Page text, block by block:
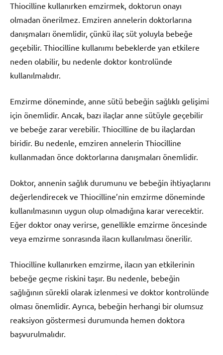
Thiocilline kullanırken emzirmek, doktorun onayı
olmadan önerilmez. Emziren annelerin doktorlarına
danışmaları önemlidir, çünkü ilaç süt yoluyla bebeğe
geçebilir. Thiocilline kullanımı bebeklerde yan etkilere
neden olabilir, bu nedenle doktor kontrolünde
kullanılmalıdır.
Emzirme döneminde, anne sütü bebeğin sağlıklı gelişimi
için önemlidir. Ancak, bazı ilaçlar anne sütüyle geçebilir
ve bebeğe zarar verebilir. Thiocilline de bu ilaçlardan
biridir. Bu nedenle, emziren annelerin Thiocilline
kullanmadan önce doktorlarına danışmaları önemlidir.
Doktor, annenin sağlık durumunu ve bebeğin ihtiyaçlarını
değerlendirecek ve Thiocilline’nin emzirme döneminde
kullanılmasının uygun olup olmadığına karar verecektir.
Eğer doktor onay verirse, genellikle emzirme öncesinde
veya emzirme sonrasında ilacın kullanılması önerilir.
Thiocilline kullanırken emzirme, ilacın yan etkilerinin
bebeğe geçme riskini taşır. Bu nedenle, bebeğin
sağlığının sürekli olarak izlenmesi ve doktor kontrolünde
olması önemlidir. Ayrıca, bebeğin herhangi bir olumsuz
reaksiyon göstermesi durumunda hemen doktora
başvurulmalıdır.